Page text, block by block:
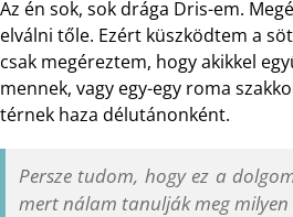
Az én sok, sok drága Dris-em.
elválni tőle. Ezért küszködtem a
csak megéreztem, hogy akikkel
mennek, vagy egy-egy roma
térnek haza délutánonként.
Persze tudom, hogy ez a
mert nálam tanulják meg milyen